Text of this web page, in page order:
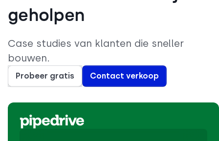
geholpen
Case studies van klanten die sneller
bouwen.
Probeer gratis Contact verkoop